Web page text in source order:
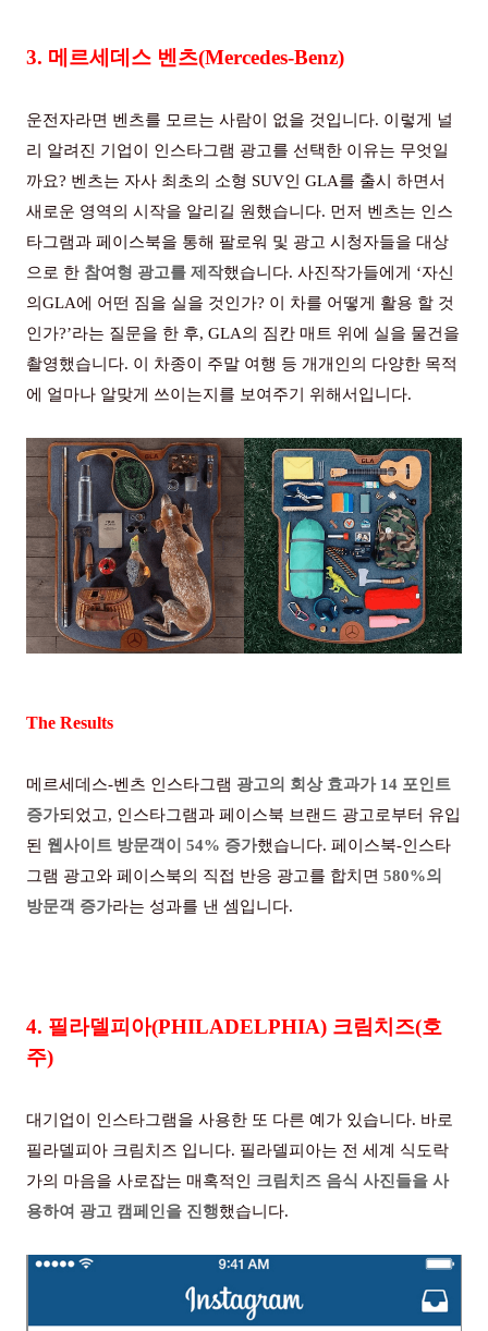
3. 메르세데스 벤츠(Mercedes-Benz)
운전자라면 벤츠를 모르는 사람이 없을 것입니다. 이렇게 널
리 알려진 기업이 인스타그램 광고를 선택한 이유는 무엇일
까요? 벤츠는 자사 최초의 소형 SUV인 GLA를 출시 하면서
새로운 영역의 시작을 알리길 원했습니다. 먼저 벤츠는 인스
타그램과 페이스북을 통해 팔로워 및 광고 시청자들을 대상
으로 한 참여형 광고를 제작했습니다. 사진작가들에게 ‘자신
의 GLA에 어떤 짐을 실을 것인가? 이 차를 어떻게 활용 할 것
인가?’라는 질문을 한 후, GLA의 짐칸 매트 위에 실을 물건을
촬영했습니다. 이 차종이 주말 여행 등 개개인의 다양한 목적
에 얼마나 알맞게 쓰이는지를 보여주기 위해서입니다.
The Results
메르세데스-벤츠 인스타그램 광고의 회상 효과가14 포인트
증가되었고, 인스타그램과 페이스북 브랜드 광고로부터 유입
된 웹사이트 방문객이 54% 증가했습니다. 페이스북-인스타
그램 광고와 페이스북의 직접 반응 광고를 합치면 580%의
방문객 증가라는 성과를 낸 셈입니다.
4. 필라델피아(PHILADELPHIA) 크림치즈(호
주)
대기업이 인스타그램을 사용한 또 다른 예가 있습니다. 바로
필라델피아 크림치즈 입니다. 필라델피아는 전 세계 식도락
가의 마음을 사로잡는 매혹적인 크림치즈 음식 사진들을 사
용하여 광고 캠페인을 진행했습니다.